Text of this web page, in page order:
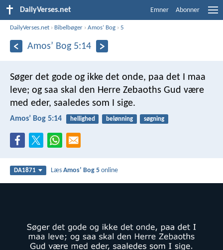
DailyVerses.net Emner Abonner
DailyVerses.net › Bibelbøger ›Amosʼ Bog ›5
Amosʼ Bog 5:14
Søger det gode og ikke det onde, paa det I maa
leve; og saa skal den Herre Zebaoths Gud være
med eder, saaledes som I sige.
Amosʼ Bog 5:14 hellighed belønning søgning
DA1871 LæsAmosʼ Bog 5 online